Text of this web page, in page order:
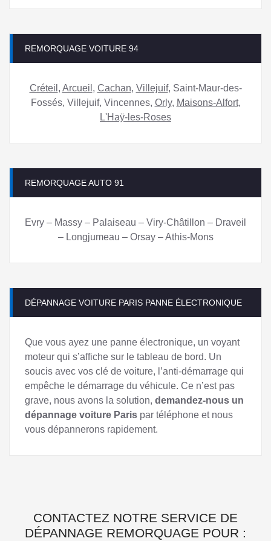
REMORQUAGE VOITURE 94
Créteil , Arcueil , Cachan, Villejuif, Saint-Maur-des-
Fossés, Villejuif, Vincennes, Orly, Maisons-Alfort,
L'Haÿ-les-Roses
REMORQUAGE AUTO 91
Evry – Massy – Palaiseau – Viry-Châtillon – Draveil
– Longjumeau – Orsay – Athis-Mons
DÉPANNAGE VOITURE PARIS PANNE ÉLECTRONIQUE
Que vous ayez une panne électronique, un voyant
moteur qui s’affiche sur le tableau de bord. Un
soucis avec vos clé de voiture, l’anti-démarrage qui
empêche le démarrage du véhicule. Ce n’est pas
grave, nous avons la solution, demandez-nous un
dépannage voiture Paris par téléphone et nous
vous dépannerons rapidement.
CONTACTEZ NOTRE SERVICE DE
DÉPANNAGE REMORQUAGE POUR :